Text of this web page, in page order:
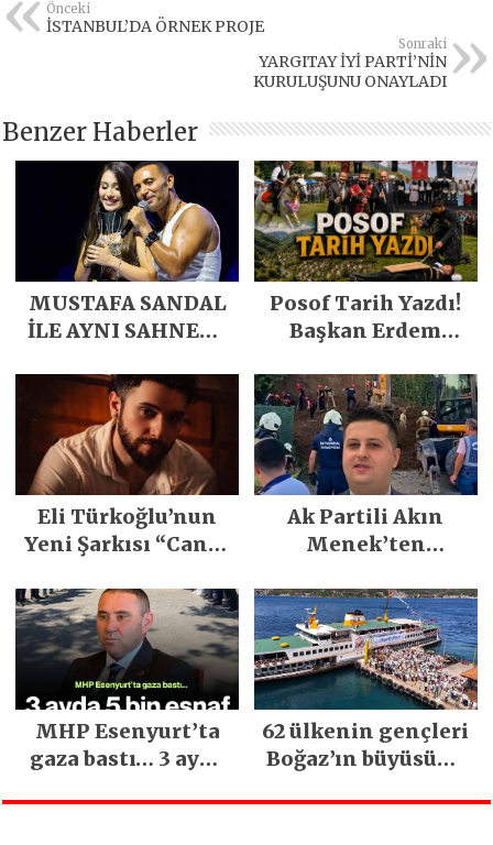
Önceki
İSTANBUL’DA ÖRNEK PROJE
Sonraki
YARGITAY İYİ PARTİ’NİN
KURULUŞUNU ONAYLADI
Benzer Haberler
MUSTAFA SANDAL
İLE AYNI SAHNEDE
Posof Tarih Yazdı!
Başkan Erdem
Emeğiyle Son
Yılların En Büyük
Festivali
Gerçekleşti
Eli Türkoğlu’nun
Yeni Şarkısı “Canın
İlgi Gördü!..
Ak Partili Akın
Menek’ten
heyelan sonrası
kritik uyarı
MHP Esenyurt’ta
gaza bastı… 3 ayda
edildi
62 ülkenin gençleri
Boğaz’ın büyüsüne